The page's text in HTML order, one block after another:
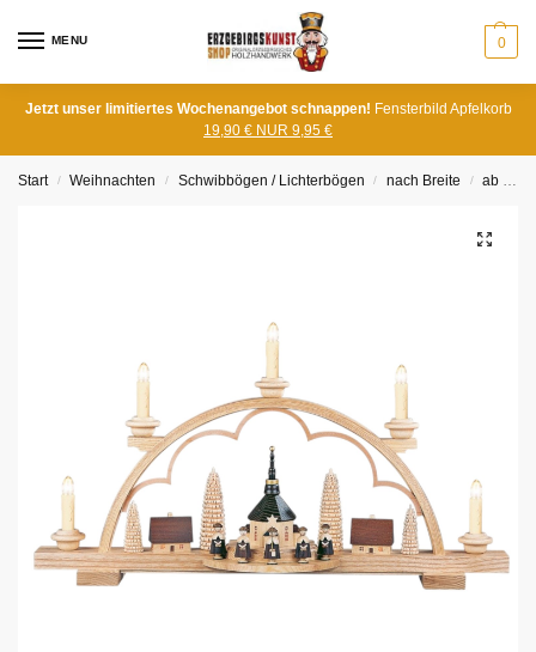
MENU 0
Jetzt unser limitiertes Wochenangebot schnappen! Fensterbild Apfelkorb
19,90 € NUR 9,95 €
Start / Weihnachten / Schwibbögen / Lichterbögen / nach Breite / ab 50cm